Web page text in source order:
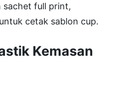
sachet full print,
cetak sablon cup.
Kemasan